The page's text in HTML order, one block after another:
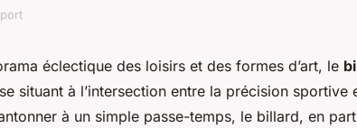
: Entre précision
éclectique des loisirs et des formes d’art, le
situant à l’intersection entre la précision sportive
à un simple passe-temps, le billard, en